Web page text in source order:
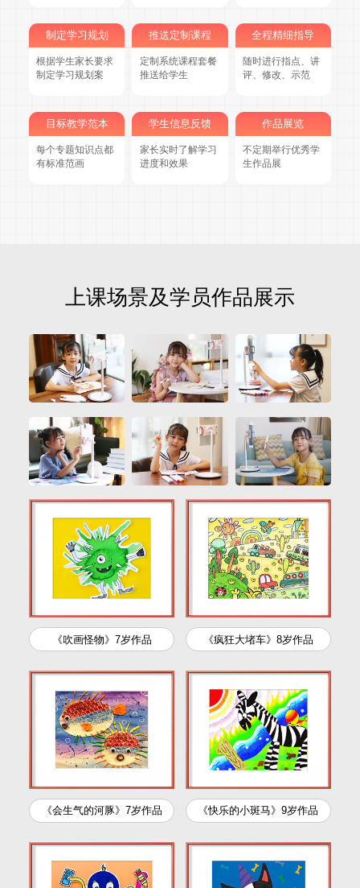
制定学习规划
根据学生家长要求
制定学习规划案
推送定制课程
定制系统课程套餐
推送给学生
全程精细指导
随时进行指点、讲
评、修改、示范
目标教学范本
每个专题知识点都
有标准范画
学生信息反馈
家长实时了解学习
进度和效果
作品展览
不定期举行优秀学
生作品展
上课场景及学员作品展示
《吹画怪物》 7岁作品 《疯狂大堵车》 8岁作品
《会生气的河豚》 7岁作品 《快乐的小斑马》9岁作品